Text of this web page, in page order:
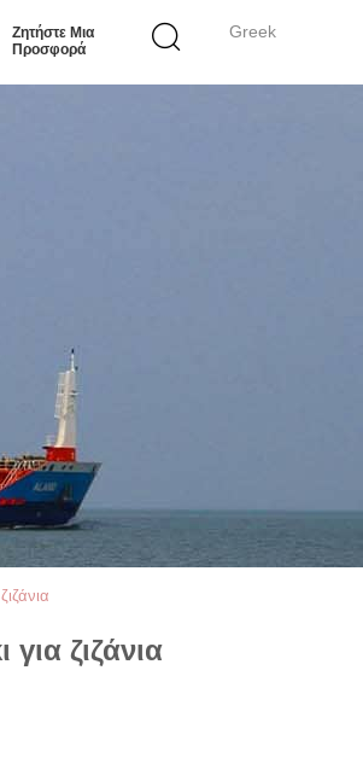
Greek
Ζητήστε Μια
Προσφορά
ζιζάνια